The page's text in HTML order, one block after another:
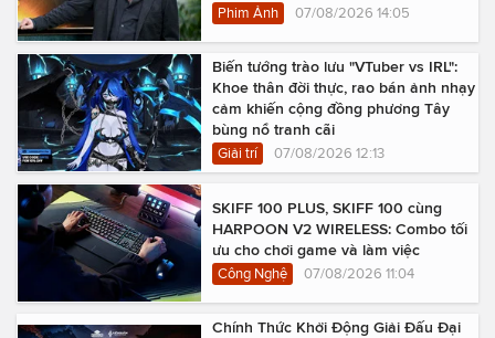
Phim Ảnh 07/08/2026 14:05
Biến tướng trào lưu "VTuber vs IRL":
Khoe thân đời thực, rao bán ảnh nhạy
cảm khiến cộng đồng phương Tây
bùng nổ tranh cãi
Giải trí 07/08/2026 12:13
SKIFF 100 PLUS, SKIFF 100 cùng
HARPOON V2 WIRELESS: Combo tối
ưu cho chơi game và làm việc
Công Nghệ 07/08/2026 11:04
Chính Thức Khởi Động Giải Đấu Đại